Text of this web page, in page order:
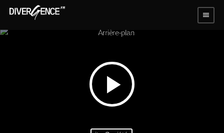
menu
play_arrow